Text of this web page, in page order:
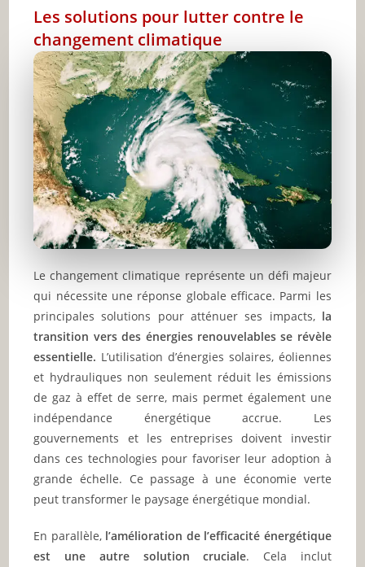
Les solutions pour lutter contre le
changement climatique
Le changement climatique représente un défi majeur
qui nécessite une réponse globale efficace. Parmi les
principales solutions pour atténuer ses impacts, la
transition vers des énergies renouvelables se révèle
essentielle. L’utilisation d’énergies solaires, éoliennes
et hydrauliques non seulement réduit les émissions
de gaz à effet de serre, mais permet également une
indépendance énergétique accrue. Les
gouvernements et les entreprises doivent investir
dans ces technologies pour favoriser leur adoption à
grande échelle. Ce passage à une économie verte
peut transformer le paysage énergétique mondial.
En parallèle, l’amélioration de l’efficacité énergétique
est une autre solution cruciale. Cela inclut